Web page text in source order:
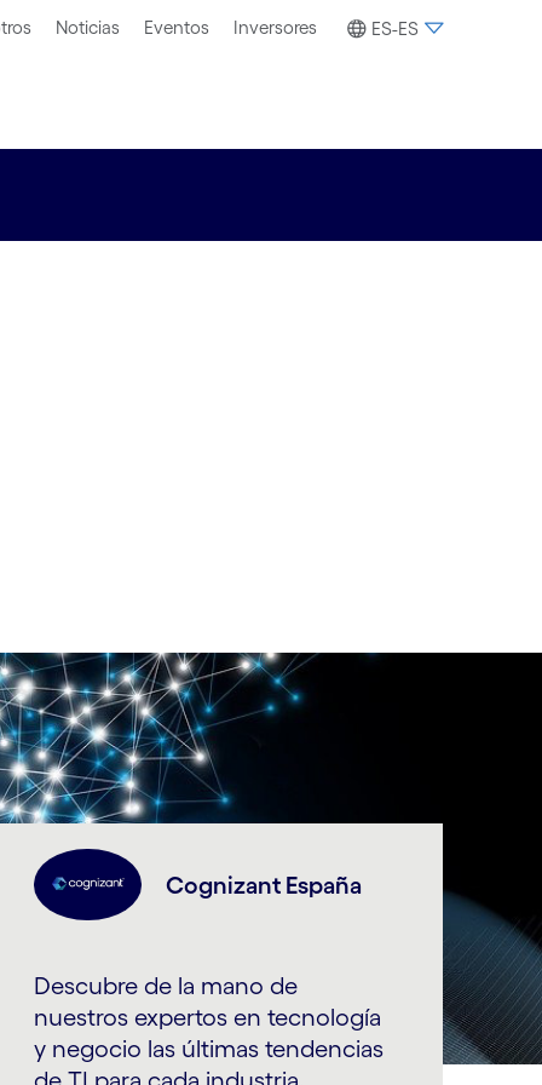
Noticias Eventos Inversores ES-ES
Cognizant España
Descubre de la mano de
nuestros expertos en tecnología
y negocio las últimas tendencias